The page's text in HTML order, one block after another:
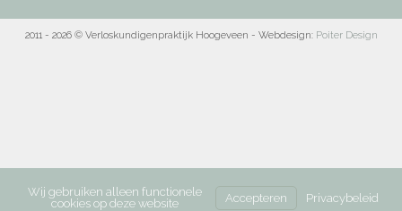
2011 - 2026 © Verloskundigenpraktijk Hoogeveen - Webdesign: Poiter Design
Wij gebruiken alleen functionele
cookies op deze website
Accepteren Privacybeleid